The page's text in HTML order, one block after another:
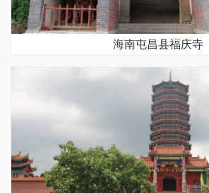
海南屯昌县福庆寺